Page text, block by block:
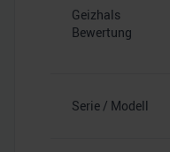
Geizhals
Bewertung
Serie / Modell